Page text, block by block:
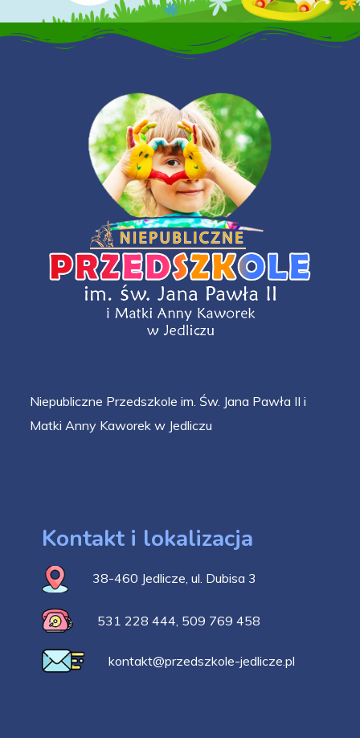
Niepubliczne Przedszkole im. Św. Jana Pawła II i
Matki Anny Kaworek w Jedliczu
Kontakt i lokalizacja
38-460 Jedlicze, ul. Dubisa 3
531 228 444, 509 769 458
kontakt@przedszkole-jedlicze.pl